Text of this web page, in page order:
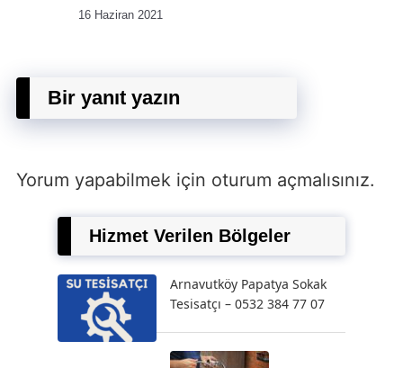
16 Haziran 2021
Bir yanıt yazın
Yorum yapabilmek için oturum açmalısınız.
Hizmet Verilen Bölgeler
Arnavutköy Papatya Sokak
Tesisatçı – 0532 384 77 07